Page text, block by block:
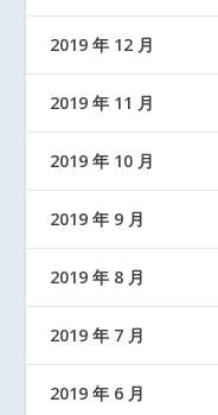
2019 年 12 月
2019 年 11 月
2019 年 10 月
2019 年 9 月
2019 年 8 月
2019 年 7 月
2019 年 6 月